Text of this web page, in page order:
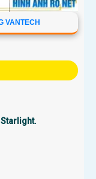
VANTECH